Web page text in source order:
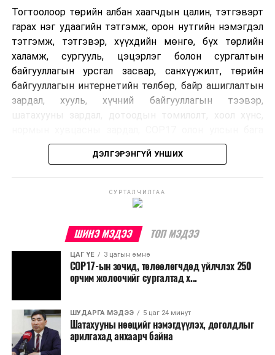
Тогтоолоор төрийн албан хаагчдын цалин, тэтгэвэрт
гарах нэг удаагийн тэтгэмж, орон нутгийн нэмэгдэл
тэтгэмж, тэтгэвэр, хүүхдийн мөнгө, бүх төрлийн
халамж, сургууль, цэцэрлэг болон сургалтын
байгууллагын урсгал засвар, санхүүжилт, төрийн
байгууллагын интернетийн төлбөр, байр ашиглалтын
зардал, хууль, хүчний байгууллагын тээвэр,
хурлын зардал, Засгийн газрын өр, орон нутгийн нөөц
хөрөнгийн санхүүжилтийг хэвийн үргэлжлүүлэхээр
шийдвэрлэжээ.
Харин дараах зардлыг хязгаарлахаар болсон байна.
шийдвэртэйгээс бусад хурал, зөвлөгөөн, ой,
тэмдэглэлт өдөр, найр наадам, соёлын арга
Урьдчилан төлөвлөсөн төрийн өндөр албан
тушаалтны томилолтоос бусад гадаад
томилолт, гадаадын зочин хүлээн авах зардал;
ДЭЛГЭРЭНГҮЙ УНШИХ
СУРТАЛЧИЛГАА
ШИНЭ МЭДЭЭ ТОП МЭДЭЭ
ЦАГ ҮЕ 3 цагын өмнө
COP17-ын зочид, төлөөлөгчдөд үйлчлэх 250
орчим жолоочийг сургалтад х...
ШУДАРГА МЭДЭЭ 5 цаг 24 минут
Шатахууны нөөцийг нэмэгдүүлэх, доголдлыг
арилгахад анхаарч байна